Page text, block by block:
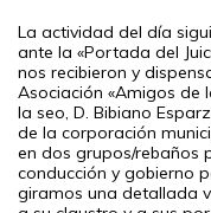
La actividad del día
ante la «Portada del
nos recibieron y
Asociación «Amigos de
la seo, D. Bibiano
de la corporación
en dos grupos/rebaños
conducción y gobierno
giramos una detallada